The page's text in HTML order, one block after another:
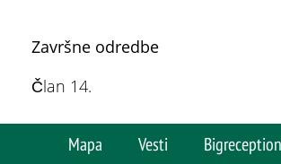
Završne odredbe
Član 14.
Mapa Vesti